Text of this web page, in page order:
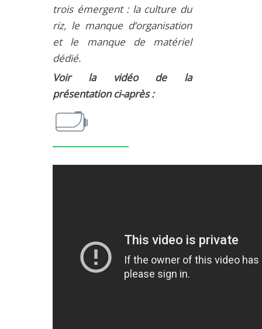
trois émergent : la culture du
riz, le manque d’organisation
et le manque de matériel
dédié.
Voir la vidéo de la
présentation ci-après :